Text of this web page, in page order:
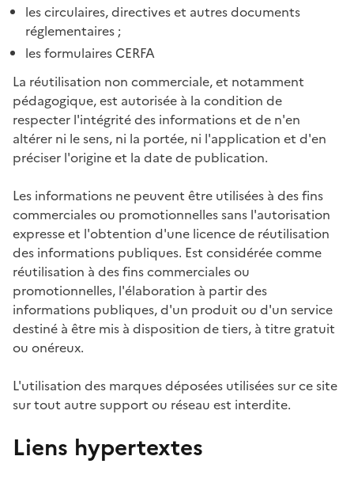
les circulaires, directives et autres documents
réglementaires ;
les formulaires CERFA
La réutilisation non commerciale, et notamment
pédagogique, est autorisée à la condition de
respecter l'intégrité des informations et de n'en
altérer ni le sens, ni la portée, ni l'application et d'en
préciser l'origine et la date de publication.
Les informations ne peuvent être utilisées à des fins
commerciales ou promotionnelles sans l'autorisation
expresse et l'obtention d'une licence de réutilisation
des informations publiques. Est considérée comme
réutilisation à des fins commerciales ou
promotionnelles, l'élaboration à partir des
informations publiques, d'un produit ou d'un service
destiné à être mis à disposition de tiers, à titre gratuit
ou onéreux.
L'utilisation des marques déposées utilisées sur ce site
sur tout autre support ou réseau est interdite.
Liens hypertextes